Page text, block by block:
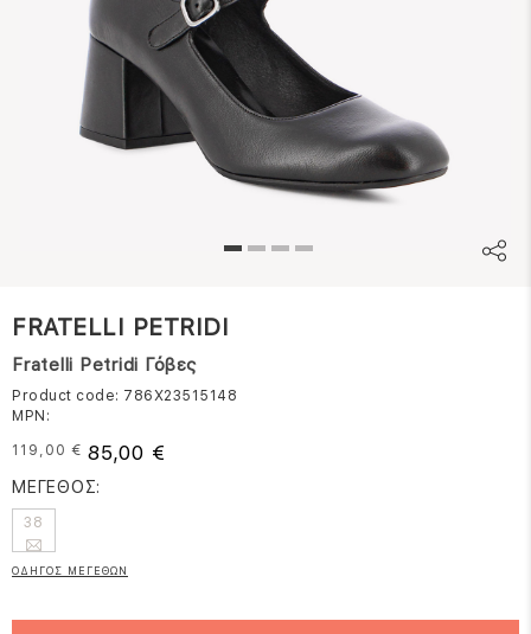
FRATELLI PETRIDI
Fratelli Petridi Γόβες
Product code: 786X23515148
MPN:
119,00 € 85,00 €
ΜΕΓΕΘΟΣ:
38
ΟΔΗΓΟΣ ΜΕΓΕΘΩΝ